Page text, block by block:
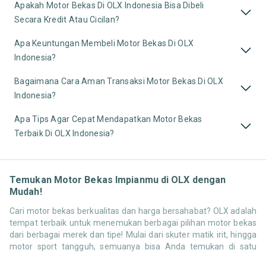
Apakah Motor Bekas Di OLX Indonesia Bisa Dibeli
Secara Kredit Atau Cicilan?
Apa Keuntungan Membeli Motor Bekas Di OLX
Indonesia?
Bagaimana Cara Aman Transaksi Motor Bekas Di OLX
Indonesia?
Apa Tips Agar Cepat Mendapatkan Motor Bekas
Terbaik Di OLX Indonesia?
Temukan Motor Bekas Impianmu di OLX dengan
Mudah!
Cari motor bekas berkualitas dan harga bersahabat? OLX adalah
tempat terbaik untuk menemukan berbagai pilihan motor bekas
dari berbagai merek dan tipe! Mulai dari skuter matik irit, hingga
motor sport tangguh, semuanya bisa Anda temukan di satu